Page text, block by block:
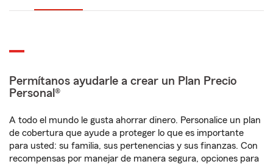
Permítanos ayudarle a crear un Plan Precio
Personal®
A todo el mundo le gusta ahorrar dinero. Personalice un plan
de cobertura que ayude a proteger lo que es importante
para usted: su familia, sus pertenencias y sus finanzas. Con
recompensas por manejar de manera segura, opciones para